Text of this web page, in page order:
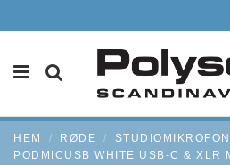
HEM RØDE
PODMICUSB WHITE USB-C & XLR